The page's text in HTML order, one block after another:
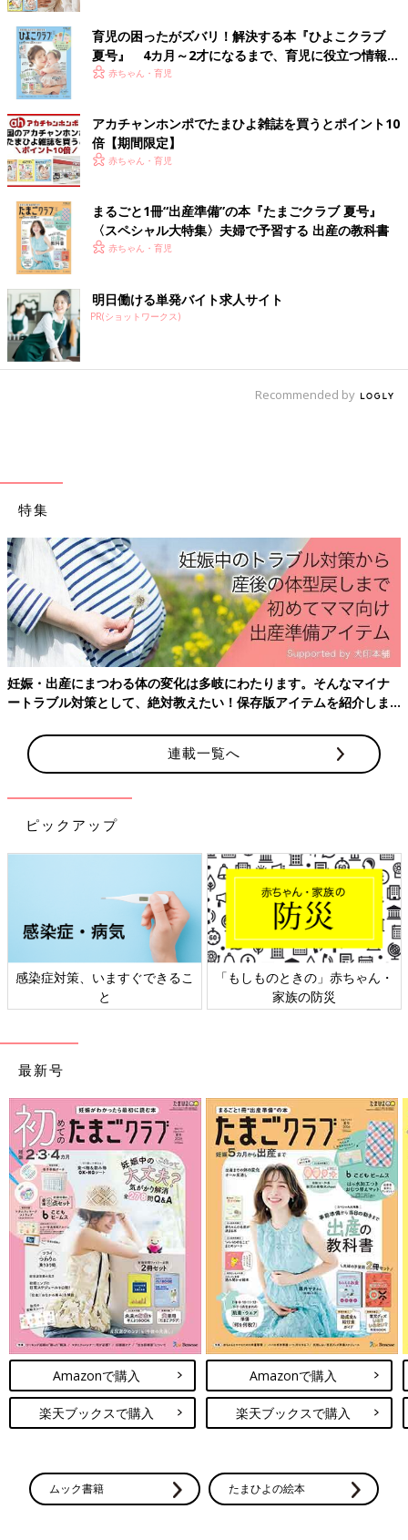
両足首を持ってエビフライみたいにしてお尻拭いてたら、その状
態で寝返りしだしてシャチホコになっちゃうこともある。
（イラスト・ツボウチ／編集・清川優美）
妻に「私しか育児してない」と言われて
ようやく気づいた…ミルクやおむつ替
え、寝かしつけだけじゃない“名もなき
インスタのフォロワー9万人のパパコマカルタ
いる“育児カルタ”は「めっちゃわかる」「パパ
に見て欲しい！」と多くの共感を呼んでいま
す。そんなパパコマカルタさんに、育児カルタ
前の話
たとき【ツボウチ育
児劇場 #19】
育児の困ったがズバリ！解決する本『ひよこクラブ
夏号』 4カ月～2才になるまで、育児に役立つ情報が
いっぱい！
赤ちゃん・育児
アカチャンホンポでたまひよ雑誌を買うとポイント10
倍【期間限定】
赤ちゃん・育児
まるごと1冊“出産準備”の本『たまごクラブ 夏号』
〈スペシャル大特集〉夫婦で予習する 出産の教科書
赤ちゃん・育児
明日働ける単発バイト求人サイト
PR(ショットワークス)
Recommended by
特集
妊娠・出産にまつわる体の変化は多岐にわたります。そんなマイナ
ートラブル対策として、絶対教えたい！保存版アイテムを紹介しま
連載一覧へ
ピックアップ
感染症対策、いますぐできるこ
と
「もしものときの」赤ちゃん・
家族の防災
最新号
Amazonで購入
楽天ブックスで購入
Amazonで購入
楽天ブックスで購入
ムック書籍 たまひよの絵本